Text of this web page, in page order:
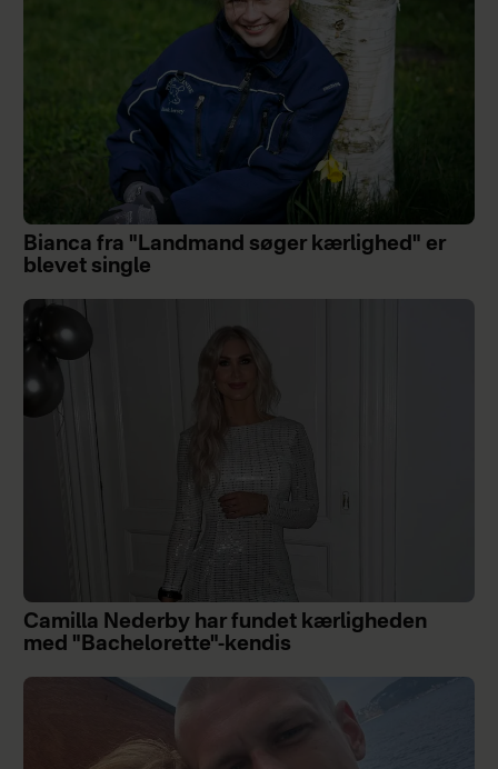
Bianca fra "Landmand søger kærlighed" er
blevet single
Camilla Nederby har fundet kærligheden
med "Bachelorette"-kendis